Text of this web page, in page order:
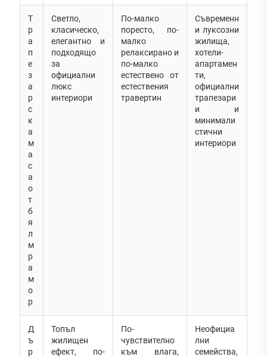
Т
р
а
п
е
з
а
р
с
к
а
м
а
с
а
о
т
б
я
л
м
р
а
м
о
р
Светло,
класическо,
елегантно и
подходящо
за
официални
люкс
интериори
По-малко
поресто, по-
малко
релаксирано и
по-малко
естествено от
естествения
травертин
Съвременн
и луксозни
жилища,
хотели-
апартамен
ти,
официални
трапезари
и и
минимали
стични
интериори
Д
ъ
р
Топъл
жилищен
ефект, по-
По-
чувствително
към влага,
Неофициа
лни
семейства,